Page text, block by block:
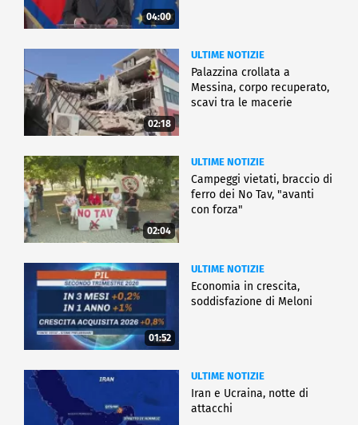
04:00
02:18
ULTIME NOTIZIE
Palazzina crollata a
Messina, corpo recuperato,
scavi tra le macerie
02:04
ULTIME NOTIZIE
Campeggi vietati, braccio di
ferro dei No Tav, "avanti
con forza"
01:52
ULTIME NOTIZIE
Economia in crescita,
soddisfazione di Meloni
ULTIME NOTIZIE
Iran e Ucraina, notte di
attacchi